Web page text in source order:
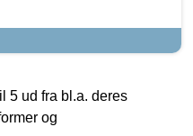
5 ud fra bl.a. deres
og